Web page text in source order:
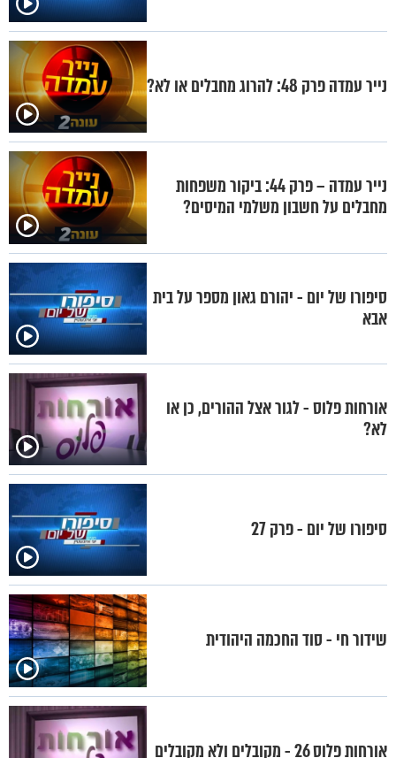
נייר עמדה פרק 48: להרוג מחבלים או לא?
נייר עמדה – פרק 44: ביקור משפחות
מחבלים על חשבון משלמי המיסים?
סיפורו של יום - יהורם גאון מספר על בית
אבא
אורחות פלוס - לגור אצל ההורים, כן או
לא?
סיפורו של יום - פרק 27
שידור חי - סוד החכמה היהודית
אורחות פלוס 26 - מקובלים ולא מקובלים